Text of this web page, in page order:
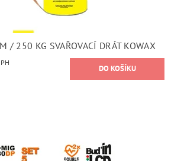
/ 250 KG SVAŘOVACÍ DRÁT KOWAX
DPH